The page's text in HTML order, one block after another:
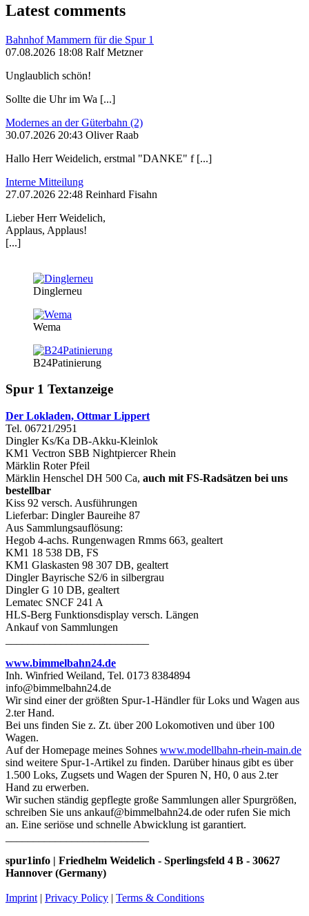
Latest comments
Bahnhof Mammern für die Spur 1
07.08.2026 18:08 Ralf Metzner
Unglaublich schön!
Sollte die Uhr im Wa [...]
Modernes an der Güterbahn (2)
30.07.2026 20:43 Oliver Raab
Hallo Herr Weidelich, erstmal "DANKE" f [...]
Interne Mitteilung
27.07.2026 22:48 Reinhard Fisahn
Lieber Herr Weidelich,
Applaus, Applaus!
[...]
Dinglerneu
Wema
B24Patinierung
Spur 1 Textanzeige
Der Lokladen, Ottmar Lippert
Tel. 06721/2951
Dingler Ks/Ka DB-Akku-Kleinlok
KM1 Vectron SBB Nightpiercer Rhein
Märklin Roter Pfeil
Märklin Henschel DH 500 Ca, auch mit FS-Radsätzen bei uns
bestellbar
Kiss 92 versch. Ausführungen
Lieferbar: Dingler Baureihe 87
Aus Sammlungsauflösung:
Hegob 4-achs. Rungenwagen Rmms 663, gealtert
KM1 18 538 DB, FS
KM1 Glaskasten 98 307 DB, gealtert
Dingler Bayrische S2/6 in silbergrau
Dingler G 10 DB, gealtert
Lematec SNCF 241 A
HLS-Berg Funktionsdisplay versch. Längen
Ankauf von Sammlungen
www.bimmelbahn24.de
Inh. Winfried Weiland, Tel. 0173 8384894
info@bimmelbahn24.de
Wir sind einer der größten Spur-1-Händler für Loks und Wagen aus
2.ter Hand.
Bei uns finden Sie z. Zt. über 200 Lokomotiven und über 100
Wagen.
Auf der Homepage meines Sohnes www.modellbahn-rhein-main.de
sind weitere Spur-1-Artikel zu finden. Darüber hinaus gibt es über
1.500 Loks, Zugsets und Wagen der Spuren N, H0, 0 aus 2.ter
Hand zu erwerben.
Wir suchen ständig gepflegte große Sammlungen aller Spurgrößen,
schreiben Sie uns ankauf@bimmelbahn24.de oder rufen Sie mich
an. Eine seriöse und schnelle Abwicklung ist garantiert.
spur1info | Friedhelm Weidelich - Sperlingsfeld 4 B - 30627
Hannover (Germany)
Imprint | Privacy Policy | Terms & Conditions